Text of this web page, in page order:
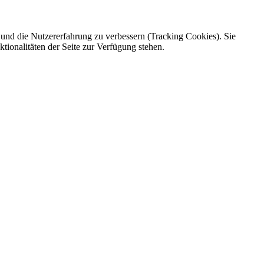
die Nutzererfahrung zu verbessern (Tracking Cookies). Sie
der Seite zur Verfügung stehen.